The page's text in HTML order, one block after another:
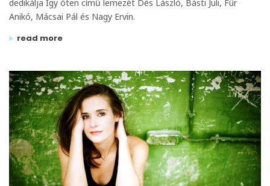
dedikálja Így öten című lemezét Dés László, Básti Juli, Für
Anikó, Mácsai Pál és Nagy Ervin.
read more
„június 7-én dés és ők négyen dedikálnak!”